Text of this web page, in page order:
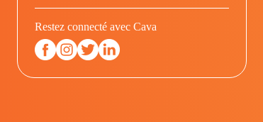
Restez connecté avec Cava